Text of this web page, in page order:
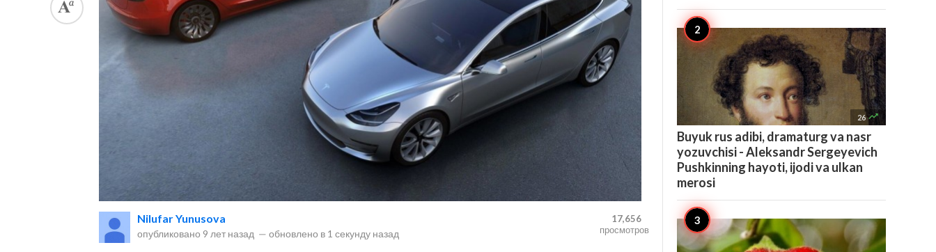
Nilufar Yunusova
опубликовано 9 лет назад — обновлено в 1 секунду назад
17,656
просмотров
26 
Buyuk rus adibi, dramaturg va nasr
yozuvchisi - Aleksandr Sergeyevich
Pushkinning hayoti, ijodi va ulkan
merosi